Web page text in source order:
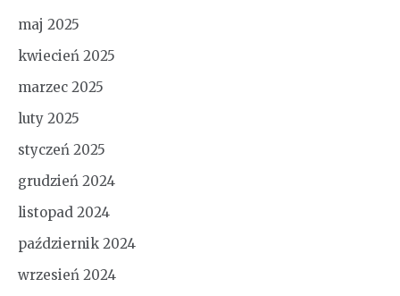
maj 2025
kwiecień 2025
marzec 2025
luty 2025
styczeń 2025
grudzień 2024
listopad 2024
październik 2024
wrzesień 2024